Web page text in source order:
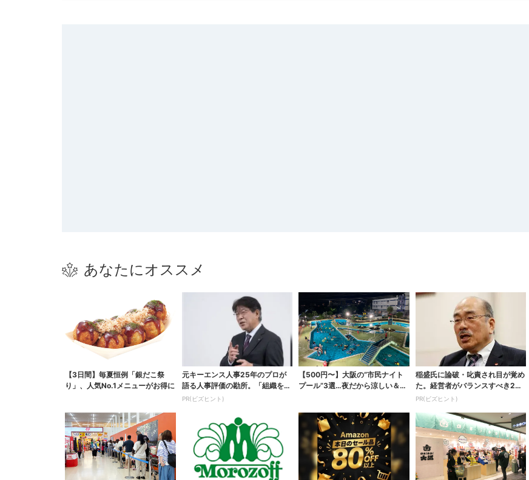
あなたにオススメ
【3日間】毎夏恒例「銀だこ祭
り」、人気No.1メニューがお得に
元キーエンス人事25年のプロが
語る人事評価の勘所。「組織を腐
らせるNG評価」とは...
PR(ビズヒント)
【500円〜】大阪の“市民ナイト
プール”3選…夜だから涼しい＆コ
稲盛氏に論破・叱責され目が覚め
た。経営者がバランスすべき2つ
の背反
PR(ビズヒント)